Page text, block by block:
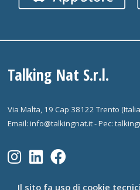
Talking Nat S.r.l.
Via Malta, 19 Cap 38122 Trento
Email: info@talkingnat.it - Pec:
Il sito fa uso di cookie